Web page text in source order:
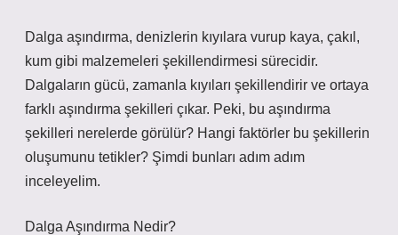
Dalga aşındırma, denizlerin kıyılara vurup kaya, çakıl,
kum gibi malzemeleri şekillendirmesi sürecidir.
Dalgaların gücü, zamanla kıyıları şekillendirir ve ortaya
farklı aşındırma şekilleri çıkar. Peki, bu aşındırma
şekilleri nerelerde görülür? Hangi faktörler bu şekillerin
oluşumunu tetikler? Şimdi bunları adım adım
inceleyelim.
Dalga Aşındırma Nedir?